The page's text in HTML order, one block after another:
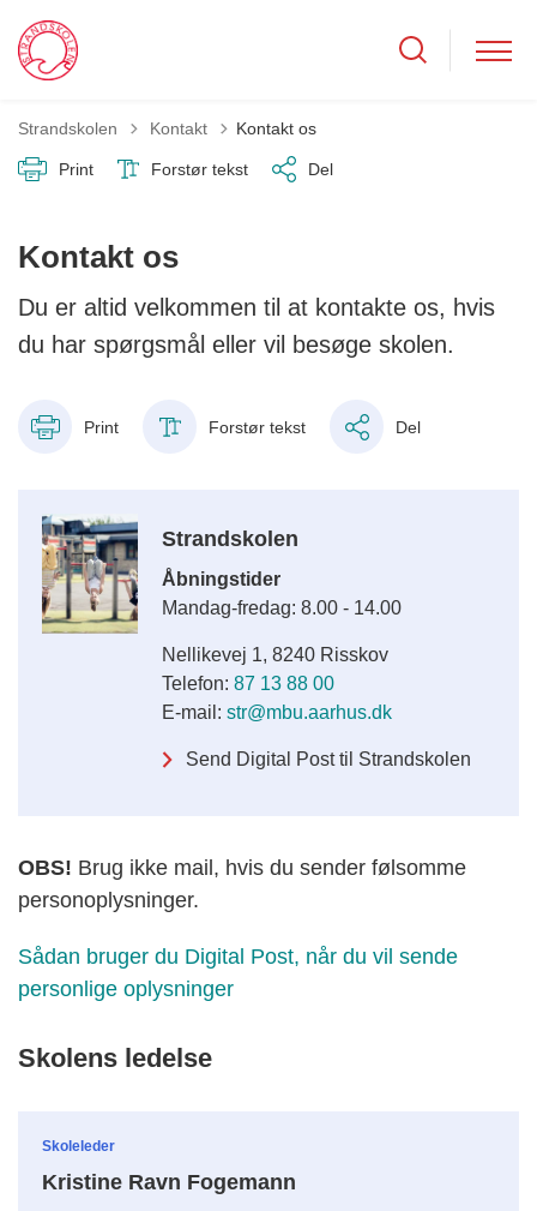
Strandskolen Tilbage til
Kontakt Kontakt os
Print Forstør tekst Del
Kontakt os
Du er altid velkommen til at kontakte os, hvis
du har spørgsmål eller vil besøge skolen.
Print Forstør tekst Del
Strandskolen
Åbningstider
Mandag-fredag: 8.00 - 14.00
Nellikevej 1, 8240 Risskov
Telefon: 87 13 88 00
E-mail: str@mbu.aarhus.dk
Send Digital Post til Strandskolen
OBS! Brug ikke mail, hvis du sender følsomme
personoplysninger.
Sådan bruger du Digital Post, når du vil sende
personlige oplysninger
Skolens ledelse
Skoleleder
Kristine Ravn Fogemann